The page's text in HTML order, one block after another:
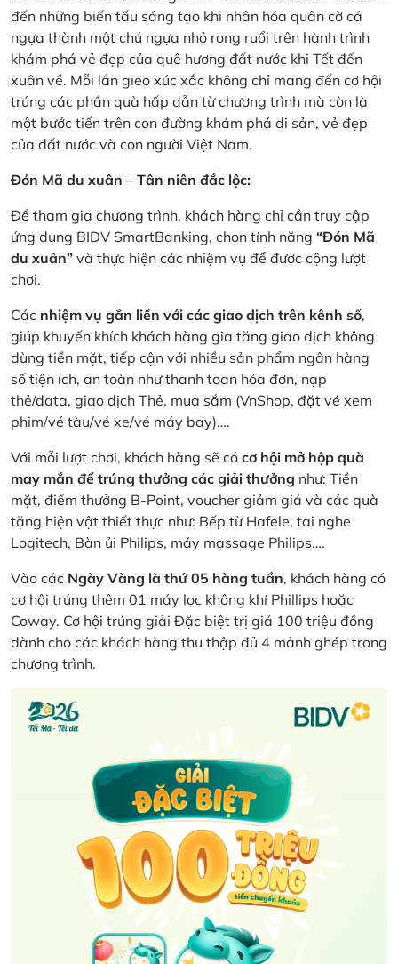
đến những biến tấu sáng tạo khi nhân hóa quân cờ cá
ngựa thành một chú ngựa nhỏ rong ruổi trên hành trình
khám phá vẻ đẹp của quê hương đất nước khi Tết đến
xuân về. Mỗi lần gieo xúc xắc không chỉ mang đến cơ hội
trúng các phần quà hấp dẫn từ chương trình mà còn là
một bước tiến trên con đường khám phá di sản, vẻ đẹp
của đất nước và con người Việt Nam.
Đón Mã du xuân – Tân niên đắc lộc:
Để tham gia chương trình, khách hàng chỉ cần truy cập
ứng dụng BIDV SmartBanking, chọn tính năng “Đón Mã
du xuân” và thực hiện các nhiệm vụ để được cộng lượt
chơi.
Các nhiệm vụ gắn liền với các giao dịch trên kênh số,
giúp khuyến khích khách hàng gia tăng giao dịch không
dùng tiền mặt, tiếp cận với nhiều sản phẩm ngân hàng
số tiện ích, an toàn như thanh toan hóa đơn, nạp
thẻ/data, giao dịch Thẻ, mua sắm (VnShop, đặt vé xem
phim/vé tàu/vé xe/vé máy bay)….
Với mỗi lượt chơi, khách hàng sẽ có cơ hội mở hộp quà
may mắn để trúng thưởng các giải thưởng như: Tiền
mặt, điểm thưởng B-Point, voucher giảm giá và các quà
tặng hiện vật thiết thực như: Bếp từ Hafele, tai nghe
Logitech, Bàn ủi Philips, máy massage Philips….
Vào các Ngày Vàng là thứ 05 hàng tuần, khách hàng có
cơ hội trúng thêm 01 máy lọc không khí Phillips hoặc
Coway. Cơ hội trúng giải Đặc biệt trị giá 100 triệu đồng
dành cho các khách hàng thu thập đủ 4 mảnh ghép trong
chương trình.